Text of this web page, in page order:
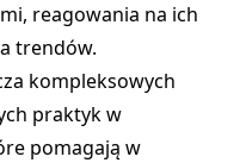
reagowania na ich
trendów.
kompleksowych
praktyk w
pomagają w